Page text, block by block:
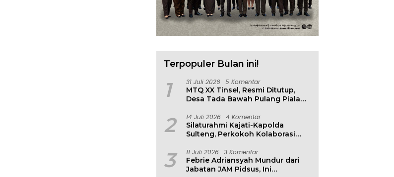
Terpopuler Bulan ini!
1 31 Juli 2026 5 Komentar
MTQ XX Tinsel, Resmi Ditutup,
Desa Tada Bawah Pulang Piala
2 14 Juli 2026 4 Komentar
Silaturahmi Kajati-Kapolda
Sulteng, Perkokoh Kolaborasi
3 11 Juli 2026 3 Komentar
Febrie Adriansyah Mundur dari
Jabatan JAM Pidsus, Ini